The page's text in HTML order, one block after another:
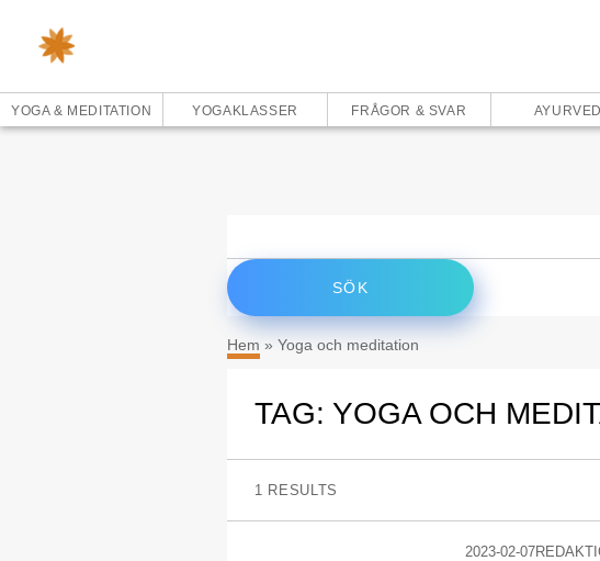
YOGA & MEDITATION YOGAKLASSER FRÅGOR & SVAR
Hem » Yoga och meditation
TAG: YOGA OCH
1 RESULTS
2023-02-07